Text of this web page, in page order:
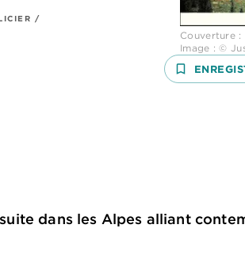
/
Couverture :
Image : ©
bookmark_border
dans les Alpes alliant